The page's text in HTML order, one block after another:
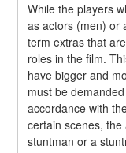
While the players
as actors (men) or
term extras that
roles in the film.
have bigger and
must be
accordance with
certain scenes,
stuntman or a